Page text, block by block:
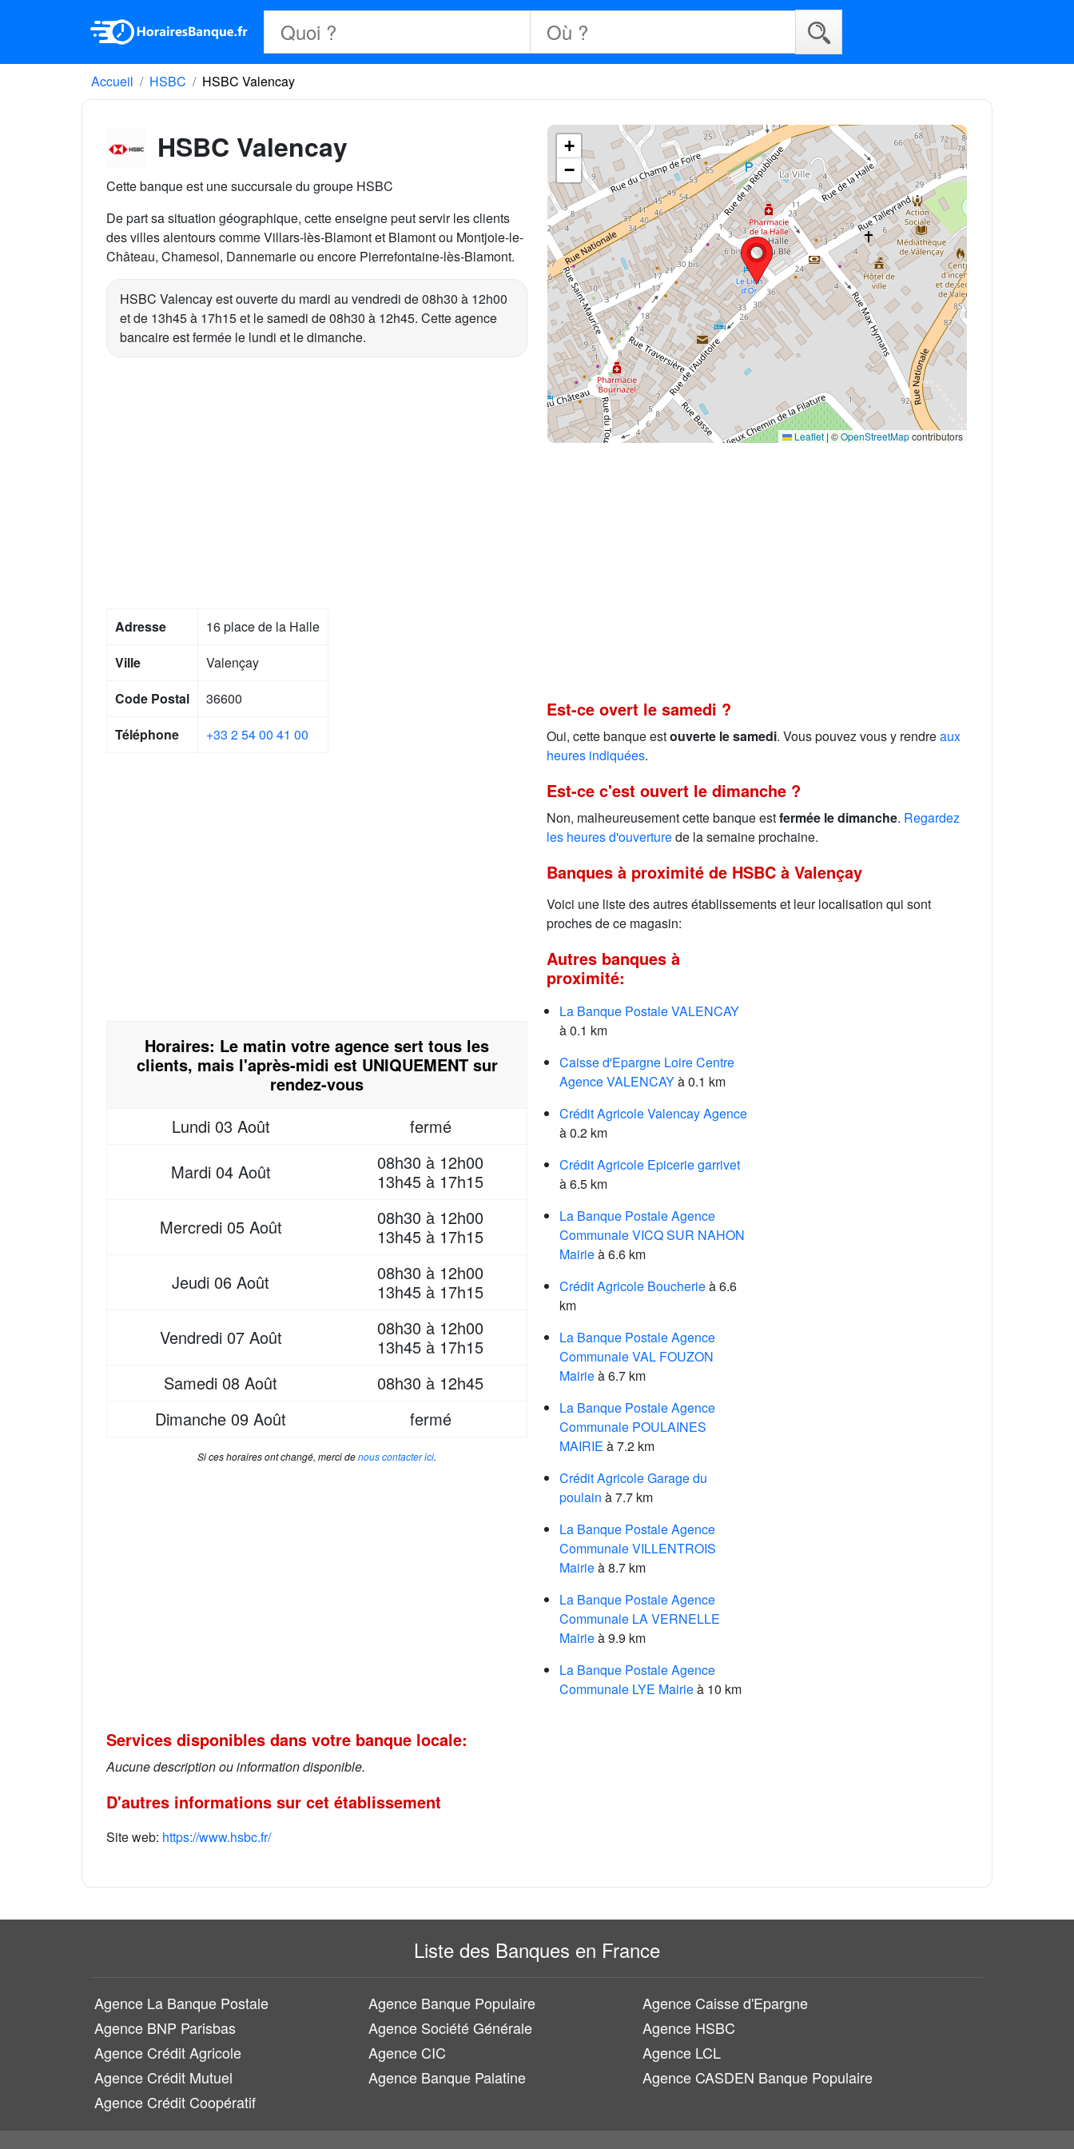
Accueil HSBC HSBC Valencay
HSBC Valencay
Cette banque est une succursale du groupe HSBC
De part sa situation géographique, cette enseigne peut servir les clients
des villes alentours comme Villars-lès-Blamont et Blamont ou Montjoie-le-
Château, Chamesol, Dannemarie ou encore Pierrefontaine-lès-Blamont.
HSBC Valencay est ouverte du mardi au vendredi de 08h30 à 12h00
et de 13h45 à 17h15 et le samedi de 08h30 à 12h45. Cette agence
bancaire est fermée le lundi et le dimanche.
Adresse
16 place de la Halle
Ville
Valençay
Code Postal
36600
Téléphone
+33 2 54 00 41 00
Horaires: Le matin votre agence sert tous les
clients, mais l'après-midi est UNIQUEMENT sur
rendez-vous
Lundi 03 Août
fermé
Mardi 04 Août
08h30 à 12h00
13h45 à 17h15
Mercredi 05 Août
08h30 à 12h00
13h45 à 17h15
Jeudi 06 Août
08h30 à 12h00
13h45 à 17h15
Vendredi 07 Août
08h30 à 12h00
13h45 à 17h15
Samedi 08 Août
08h30 à 12h45
Dimanche 09 Août fermé
Si ces horaires ont changé, merci denous contacter ici.
Services disponibles dans votre banque locale:
Aucune description ou information disponible.
D'autres informations sur cet établissement
Site web: https://www.hsbc.fr/
+
−
Leaflet | ©OpenStreetMapcontributors
Est-ce overt le samedi ?
Oui, cette banque estouverte le samedi. Vous pouvez vous y rendreaux
heures indiquées.
Est-ce c'est ouvert le dimanche ?
Non, malheureusement cette banque estfermée le dimanche. Regardez
les heures d'ouverturede la semaine prochaine.
Banques à proximité de HSBC à Valençay
Voici une liste des autres établissements et leur localisation qui sont
proches de ce magasin:
Autres banques à
proximité:
La Banque Postale VALENCAY
à 0.1 km
Caisse d'Epargne Loire Centre
Agence VALENCAYà 0.1 km
Crédit Agricole Valencay Agence
à 0.2 km
Crédit Agricole Epicerie garrivet
à 6.5 km
La Banque Postale Agence
Communale VICQ SUR NAHON
Mairieà 6.6 km
Crédit Agricole Boucherieà 6.6
km
La Banque Postale Agence
Communale VAL FOUZON
Mairieà 6.7 km
La Banque Postale Agence
Communale POULAINES
MAIRIE à 7.2 km
Crédit Agricole Garage du
poulain à 7.7 km
La Banque Postale Agence
Communale VILLENTROIS
Mairieà 8.7 km
La Banque Postale Agence
Communale LA VERNELLE
Mairieà 9.9 km
La Banque Postale Agence
Communale LYE Mairieà 10 km
Liste des Banques en France
Agence La Banque Postale Agence Banque Populaire
Agence Caisse d'Epargne
Agence BNP Parisbas
Agence Société Générale
Agence HSBC
Agence Crédit Agricole
Agence CIC
Agence LCL
Agence Crédit Mutuel
Agence Banque Palatine
Agence CASDEN Banque Populaire
Agence Crédit Coopératif